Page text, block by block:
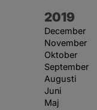
År:
2019
December
November
Oktober
September
Augusti
Juni
Maj